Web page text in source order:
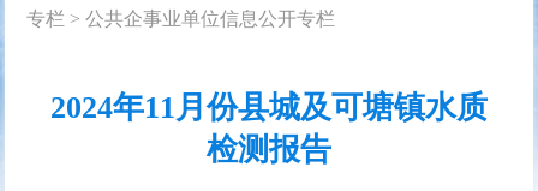
专栏 >公共企事业单位信息公开专栏
2024年11月份县城及可塘镇水质
检测报告